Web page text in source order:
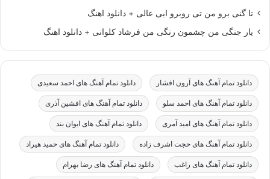
تا گنی برو من تی روبرو ابی عالی + دانلود اهنگ
یار جنگی من چشمون رنگی من فرشاد کلوانی + دانلود اهنگ
دانلود تمام آهنگ های آرون افشار دانلود تمام آهنگ های احمد سعیدی
دانلود تمام آهنگ های احمد سلو دانلود تمام آهنگ های افشین آذری
دانلود تمام آهنگ های امید آمری دانلود تمام آهنگ های ایوان بند
دانلود تمام آهنگ های حجت اشرف زاده دانلود تمام آهنگ های حمید هیراد
دانلود تمام آهنگ های راغب دانلود تمام آهنگ های رضا بهرام